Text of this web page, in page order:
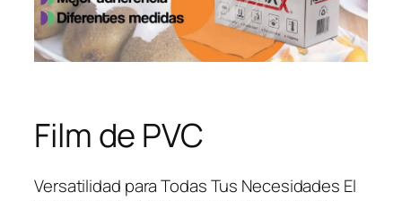
Film de PVC
Versatilidad para Todas Tus Necesidades El